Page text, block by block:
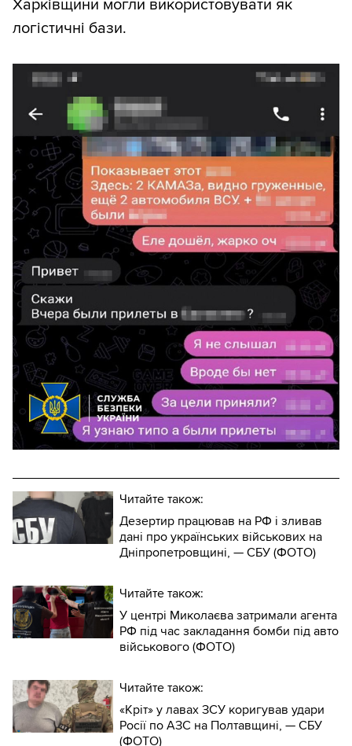
Харківщини могли використовувати як
логістичні бази.
Читайте також:
Дезертир працював на РФ і зливав
дані про українських військових на
Дніпропетровщині, — СБУ (ФОТО)
Читайте також:
У центрі Миколаєва затримали агента
РФ під час закладання бомби під авто
військового (ФОТО)
Читайте також:
«Кріт» у лавах ЗСУ коригував удари
Росії по АЗС на Полтавщині, — СБУ
(ФОТО)